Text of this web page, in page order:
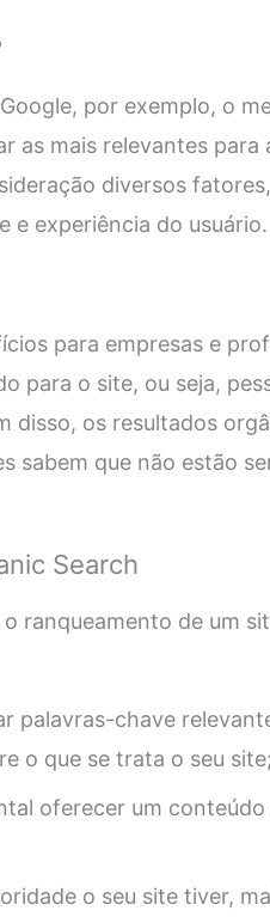
por exemplo, o
as mais relevantes para
diversos
e experiência do usuário.
para empresas e
para o site, ou seja,
disso, os resultados
sabem que não estão
Search
ranqueamento de um
palavras-chave
o que se trata o seu site;
oferecer um
o seu site tiver,